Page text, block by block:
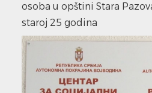
osoba u opštini Stara
staroj 25 godina